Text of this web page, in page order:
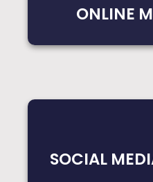
ONLINE
SOCIAL